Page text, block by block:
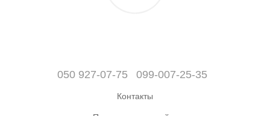
050 927-07-75 099-007-25-35
Контакты